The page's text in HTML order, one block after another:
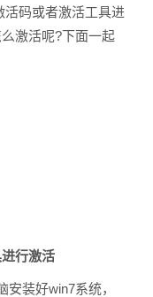
活码或者激活工具进
激活呢?下面一起
行激活
装好win7系统，